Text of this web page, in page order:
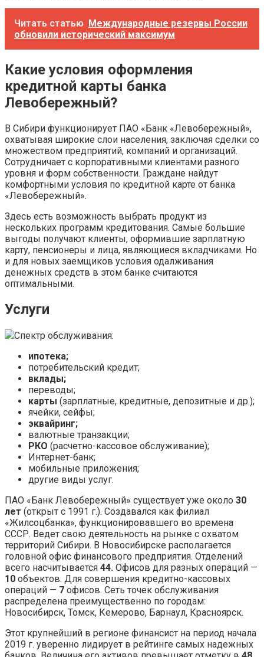
Читать статью Международные резервы России
обновили исторический максимум
Какие условия оформления
кредитной карты банка
Левобережный?
В Сибири функционирует ПАО «Банк «Левобережный»,
охватывая широкие слои населения, заключая сделки со
множеством предприятий, компаний и организаций.
Сотрудничает с корпоративными клиентами разного
уровня и форм собственности. Граждане найдут
комфортными условия по кредитной карте от банка
«Левобережный».
Здесь есть возможность выбрать продукт из
нескольких программ кредитования. Самые большие
выгоды получают клиенты, оформившие зарплатную
карту, пенсионеры и лица, являющиеся вкладчиками. Но
и для новых заемщиков условия одалживания
денежных средств в этом банке считаются
оптимальными.
Услуги
Спектр обслуживания:
ипотека;
потребительский кредит;
вклады;
переводы;
карты (зарплатные, кредитные, депозитные и др.);
ячейки, сейфы;
эквайринг;
валютные транзакции;
РКО (расчетно-кассовое обслуживание);
Интернет-банк;
мобильные приложения;
другие виды услуг.
ПАО «Банк Левобережный» существует уже около 30
лет (открыт с 1991 г.). Создавался как филиал
«Жилсоцбанка», функционировавшего во времена
СССР. Ведет свою деятельность на рынке с охватом
территорий Сибири. В Новосибирске располагается
головной офис финансового предприятия. Отделений
всего насчитывается 44. Офисов для разных операций —
10 объектов. Для совершения кредитно-кассовых
операций — 7 офисов. Сеть точек обслуживания
распределена преимущественно по городам:
Новосибирск, Томск, Кемерово, Барнаул, Красноярск.
Этот крупнейший в регионе финансист на период начала
2019 г. уверенно лидирует в рейтинге самых надежных